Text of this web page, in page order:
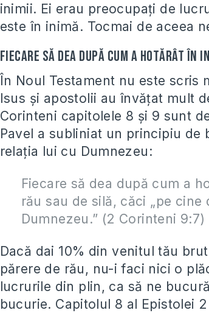
inimii. Ei erau preocupați de
este în inimă. Tocmai de aceea
Fiecare să dea după cum a hotărât în
În Noul Testament nu este scris
Isus și apostolii au învățat mult
Corinteni capitolele 8 și 9 sunt
Pavel a subliniat un principiu
relația lui cu Dumnezeu:
Fiecare să dea după cum a
rău sau de silă, căci „pe
Dumnezeu.” (2 Corinteni 9:7)
Dacă dai 10% din venitul tău
părere de rău, nu-i faci nici o
lucrurile din plin, ca să ne
bucurie. Capitolul 8 al Epistolei